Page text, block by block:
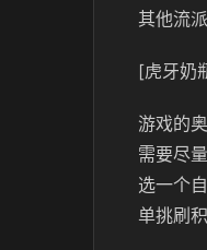
其他流
[虎牙奶
游戏的
需要尽
选一个
单挑刷